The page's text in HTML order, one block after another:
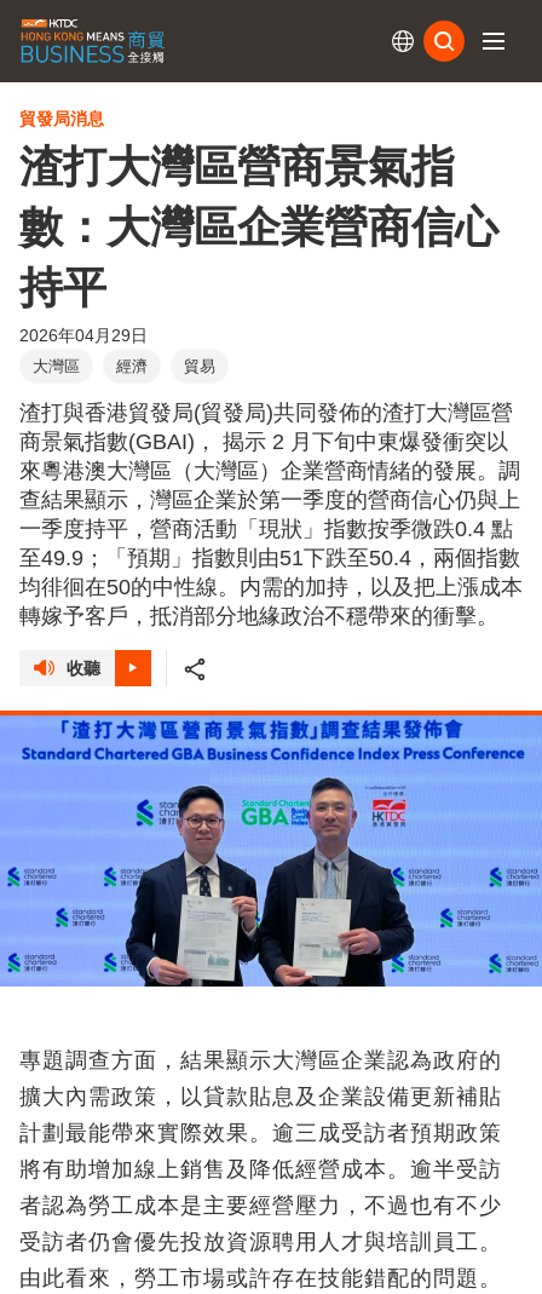
貿發局消息
渣打大灣區營商景氣指
數：大灣區企業營商信心
持平
2026年04月29日
大灣區 經濟 貿易
渣打與香港貿發局(貿發局)共同發佈的渣打大灣區營
商景氣指數(GBAI)， 揭示 2 月下旬中東爆發衝突以
來粵港澳大灣區（大灣區）企業營商情緒的發展。調
查結果顯示，灣區企業於第一季度的營商信心仍與上
一季度持平，營商活動「現狀」指數按季微跌0.4 點
至49.9；「預期」指數則由51下跌至50.4，兩個指數
均徘徊在50的中性線。内需的加持，以及把上漲成本
轉嫁予客戶，抵消部分地緣政治不穩帶來的衝擊。
收聽
專題調查方面，結果顯示大灣區企業認為政府的
擴大內需政策，以貸款貼息及企業設備更新補貼
計劃最能帶來實際效果。逾三成受訪者預期政策
將有助增加線上銷售及降低經營成本。逾半受訪
者認為勞工成本是主要經營壓力，不過也有不少
受訪者仍會優先投放資源聘用人才與培訓員工。
由此看來，勞工市場或許存在技能錯配的問題。